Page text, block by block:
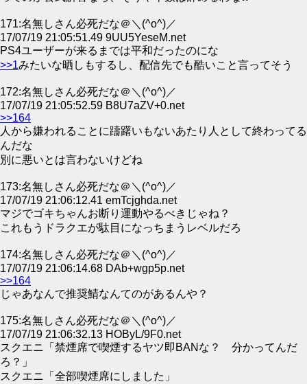
171:名無しさん必死だな＠＼(^o^)／
17/07/19 21:05:51.49 9UU5YeseM.net
PS4ユーザーが来るまでは平和だったのにな
>>1みたいな晒しもするし、配信先でも酷いこと言ってそう
172:名無しさん必死だな＠＼(^o^)／
17/07/19 21:05:52.59 B8U7aZV+0.net
>>164
人から嫌われることに躊躇いもないあたり人として終わってる
んだな
別に悪いとは言わないけどね
173:名無しさん必死だな＠＼(^o^)／
17/07/19 21:06:12.41 emTcjghda.net
マジでゴキちゃんお断り運動やるべきじゃね？
これもうドラクエが駄目になっちまうレベルだろ
174:名無しさん必死だな＠＼(^o^)／
17/07/19 21:06:14.68 DAb+wgp5p.net
>>164
じゃあなんで推奨鯖なんてのがあるんや？
175:名無しさん必死だな＠＼(^o^)／
17/07/19 21:06:32.13 HOByL/9F0.net
スクエニ「禁煙席で喫煙するヤツ即BANな？ 分かってんだ
ろ？」
スクエニ「全部喫煙席にしました」